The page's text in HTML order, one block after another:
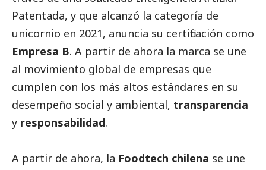
Patentada, y que alcanzó la categoría de
unicornio en 2021, anuncia su certificación como
Empresa B. A partir de ahora la marca se une
al movimiento global de empresas que
cumplen con los más altos estándares en su
desempeño social y ambiental, transparencia
y responsabilidad.
A partir de ahora, la Foodtech chilena se une